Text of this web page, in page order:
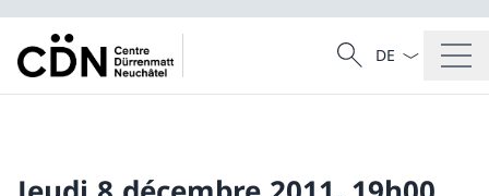
Recherche
Recherche
La langue